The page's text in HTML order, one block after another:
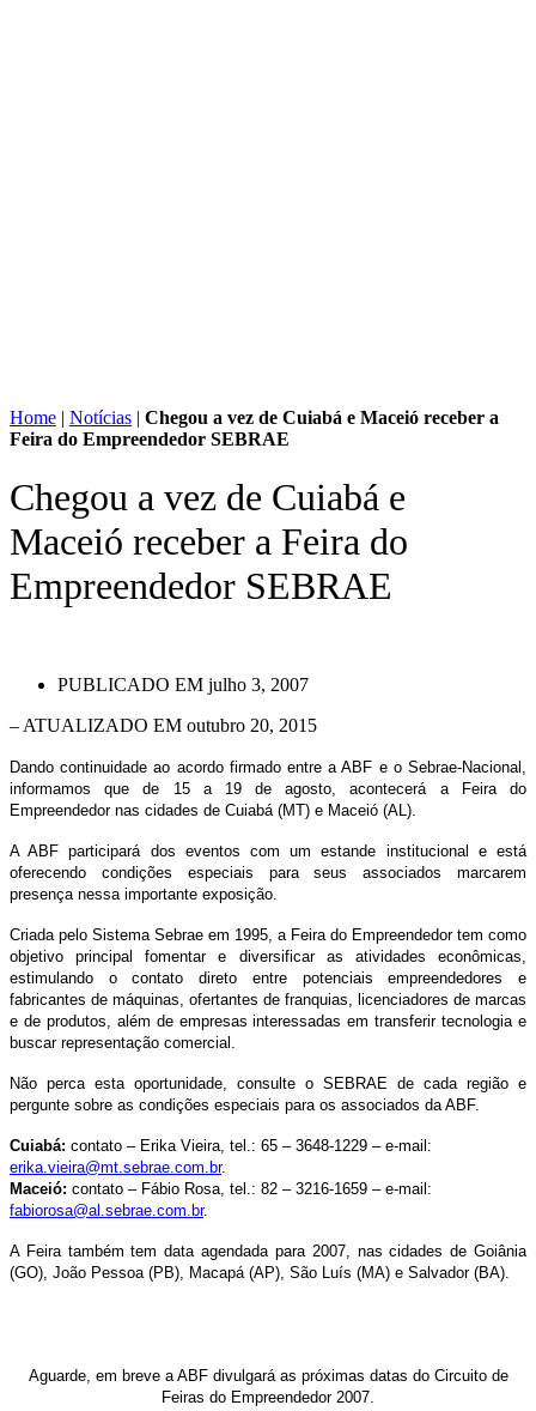
Home | Notícias | Chegou a vez de Cuiabá e Maceió receber a
Feira do Empreendedor SEBRAE
Chegou a vez de Cuiabá e
Maceió receber a Feira do
Empreendedor SEBRAE
PUBLICADO EM julho 3, 2007
– ATUALIZADO EM outubro 20, 2015
Dando continuidade ao acordo firmado entre a ABF e o Sebrae-Nacional,
informamos que de 15 a 19 de agosto, acontecerá a Feira do
Empreendedor nas cidades de Cuiabá (MT) e Maceió (AL).
A ABF participará dos eventos com um estande institucional e está
oferecendo condições especiais para seus associados marcarem
presença nessa importante exposição.
Criada pelo Sistema Sebrae em 1995, a Feira do Empreendedor tem como
objetivo principal fomentar e diversificar as atividades econômicas,
estimulando o contato direto entre potenciais empreendedores e
fabricantes de máquinas, ofertantes de franquias, licenciadores de marcas
e de produtos, além de empresas interessadas em transferir tecnologia e
buscar representação comercial.
Não perca esta oportunidade, consulte o SEBRAE de cada região e
pergunte sobre as condições especiais para os associados da ABF.
Cuiabá: contato – Erika Vieira, tel.: 65 – 3648-1229 – e-mail:
erika.vieira@mt.sebrae.com.br.
Maceió: contato – Fábio Rosa, tel.: 82 – 3216-1659 – e-mail:
fabiorosa@al.sebrae.com.br.
A Feira também tem data agendada para 2007, nas cidades de Goiânia
(GO), João Pessoa (PB), Macapá (AP), São Luís (MA) e Salvador (BA).
Aguarde, em breve a ABF divulgará as próximas datas do Circuito de
Feiras do Empreendedor 2007.